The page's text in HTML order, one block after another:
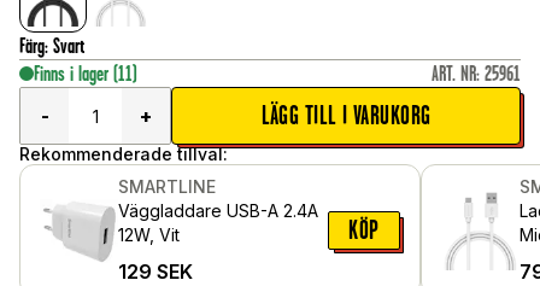
Färg: Svart
Finns i lager (11) ART. NR: 25961
-
+ LÄGG TILL I VARUKORG
Rekommenderade tillval:
SMARTLINE
Väggladdare USB-A 2.4A
12W, Vit
129 SEK
KÖP